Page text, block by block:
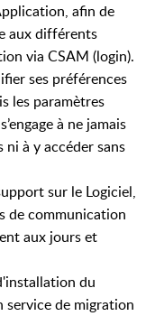
afin de
aux différents
via CSAM (login).
ses préférences
les paramètres
à ne jamais
ni à y accéder sans
sur le Logiciel,
de communication
aux jours et
du
service de migration